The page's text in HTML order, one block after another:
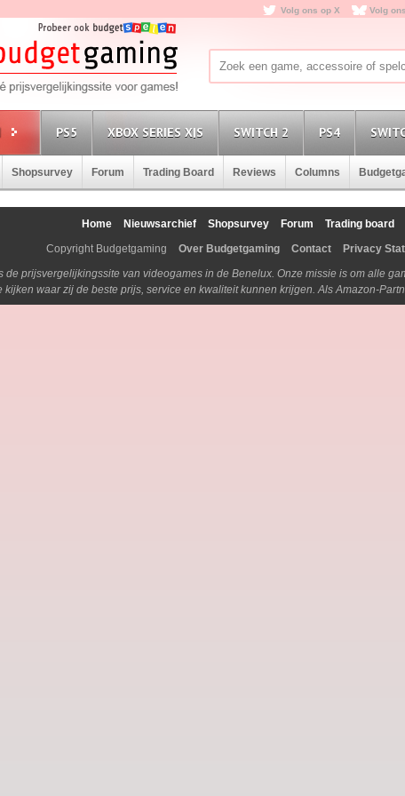
Volg ons op X Volg
PS5 XBOX SERIES X|S SWITCH 2 PS4
Shopsurvey Forum Trading Board Reviews Columns
Home Nieuwsarchief Shopsurvey Forum Trading board
Copyright Budgetgaming
Over Budgetgaming Contact Privacy
de prijsvergelijkingssite van videogames in de Benelux. Onze missie is om alle
kijken waar zij de beste prijs, service en kwaliteit kunnen krijgen. Als Amazon-